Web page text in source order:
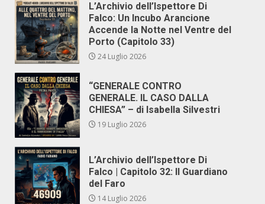
L’Archivio dell’Ispettore Di
Falco: Un Incubo Arancione
Accende la Notte nel Ventre del
Porto (Capitolo 33)
24 Luglio 2026
“GENERALE CONTRO
GENERALE. IL CASO DALLA
CHIESA” – di Isabella Silvestri
19 Luglio 2026
L’Archivio dell’Ispettore Di
Falco | Capitolo 32: Il Guardiano
del Faro
14 Luglio 2026